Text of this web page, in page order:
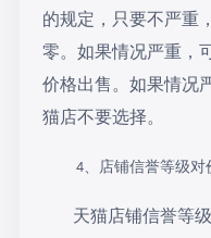
的规定，只要不严重
零。如果情况严重，
价格出售。如果情况
猫店不要选择。
4、店铺信誉等级对
天猫店铺信誉等